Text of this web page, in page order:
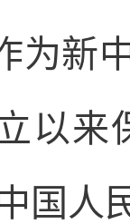
为新
以来
国人